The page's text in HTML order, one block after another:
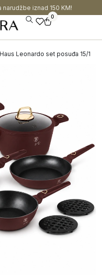
iznad 150 KM!
0
Leonardo set posuđa 15/1